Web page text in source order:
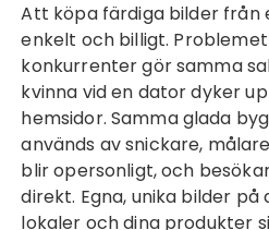
Att köpa färdiga bilder från
enkelt och billigt.
konkurrenter gör samma
kvinna vid en dator dyker
hemsidor. Samma glada
används av snickare,
blir opersonligt, och
direkt. Egna, unika bilder på
lokaler och dina produkter